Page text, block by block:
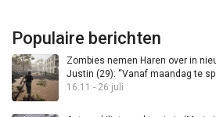
Populaire berichten
Zombies nemen Haren over in
Justin (29): “Vanaf maandag te
16:11 - 26 juli